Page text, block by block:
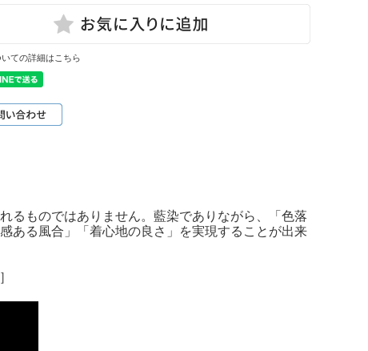
ての詳細はこちら
るものではありません。藍染でありながら、「色落
ある風合」「着心地の良さ」を実現することが出来